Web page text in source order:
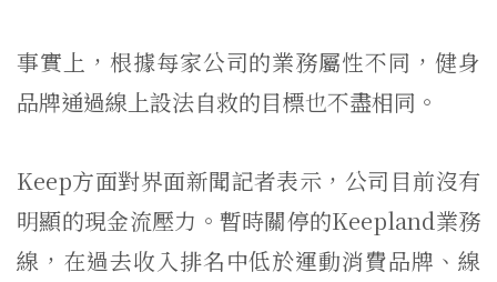
事實上，根據每家公司的業務屬性不同，健身
品牌通過線上設法自救的目標也不盡相同。
Keep方面對界面新聞記者表示，公司目前沒有
明顯的現金流壓力。暫時關停的Keepland業務
線，在過去收入排名中低於運動消費品牌、線